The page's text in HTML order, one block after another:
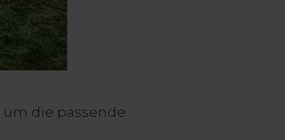
um die passende